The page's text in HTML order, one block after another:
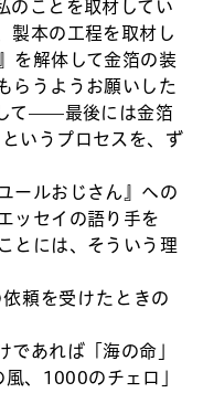
のことを取材してい
製本の工程を取材し
を解体して金箔の装
らうようお願いした
て——最後には金箔
いうプロセスを、ず
ールおじさん』への
ッセイの語り手を
とには、そういう理
頼を受けたときの
であれば「海の命」
、1000のチェロ」